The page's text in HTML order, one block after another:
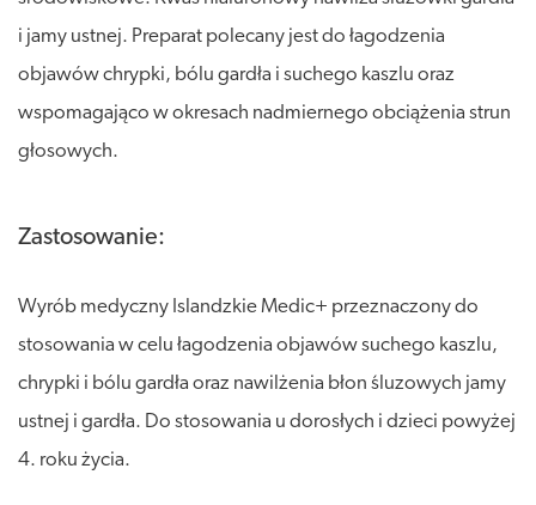
i jamy ustnej. Preparat polecany jest do łagodzenia
objawów chrypki, bólu gardła i suchego kaszlu oraz
wspomagająco w okresach nadmiernego obciążenia strun
głosowych.
Zastosowanie:
Wyrób medyczny Islandzkie Medic+ przeznaczony do
stosowania w celu łagodzenia objawów suchego kaszlu,
chrypki i bólu gardła oraz nawilżenia błon śluzowych jamy
ustnej i gardła. Do stosowania u dorosłych i dzieci powyżej
4. roku życia.